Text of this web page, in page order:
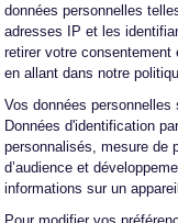
données personnelles
adresses IP et les
retirer votre
en allant dans notre
Vos données
Données d'identification
personnalisés, mesure de
d’audience et
informations sur un appareil.
CertiDeal
30/30
pour les Pros
votre smartphone
conseiller
X CertiDeal